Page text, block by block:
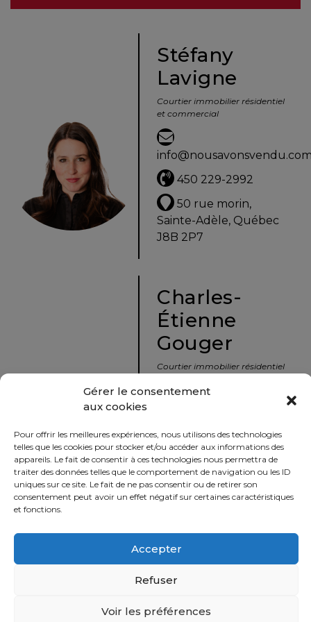
Gérer le consentement
aux cookies
Pour offrir les meilleures expériences, nous utilisons des technologies
telles que les cookies pour stocker et/ou accéder aux informations des
appareils. Le fait de consentir à ces technologies nous permettra de
traiter des données telles que le comportement de navigation ou les ID
uniques sur ce site. Le fait de ne pas consentir ou de retirer son
consentement peut avoir un effet négatif sur certaines caractéristiques
et fonctions.
Accepter
Refuser
Voir les préférences
Évaluation
Avec
un
immobilier
vers
la
tranquillité
d’esprit
défi
Stéfany
Lavigne
Courtier immobilier résidentiel
et commercial
450 229-2992
50 rue morin,
Sainte-Adèle, Québec
J8B 2P7
Charles-
Étienne
Gouger
Courtier immobilier résidentiel
450 229-2992
50 rue morin,
Sainte-Adèle, Québec
J8B 2P7
Partager
Politique